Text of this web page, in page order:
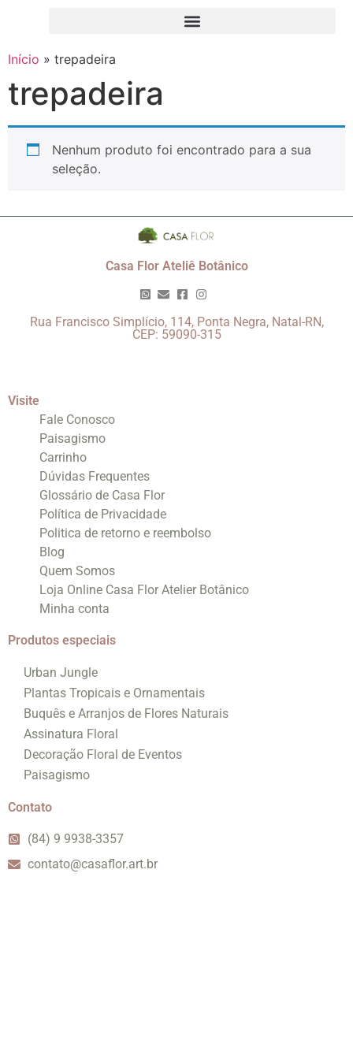
Início » trepadeira
trepadeira
Nenhum produto foi encontrado para a sua
seleção.
Casa Flor Ateliê Botânico
Rua Francisco Simplício, 114, Ponta Negra, Natal-RN,
CEP: 59090-315
Visite
Fale Conosco
Paisagismo
Carrinho
Dúvidas Frequentes
Glossário de Casa Flor
Política de Privacidade
Politica de retorno e reembolso
Blog
Quem Somos
Loja Online Casa Flor Atelier Botânico
Minha conta
Produtos especiais
Urban Jungle
Plantas Tropicais e Ornamentais
Buquês e Arranjos de Flores Naturais
Assinatura Floral
Decoração Floral de Eventos
Paisagismo
Contato
(84) 9 9938-3357
contato@casaflor.art.br